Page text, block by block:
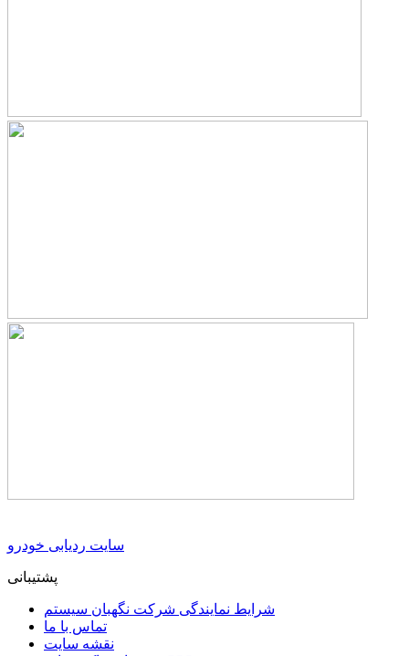
سایت ردیابی خودرو
پشتیبانی
شرایط نمایندگی شرکت نگهبان سیستم
تماس با ما
نقشه سایت